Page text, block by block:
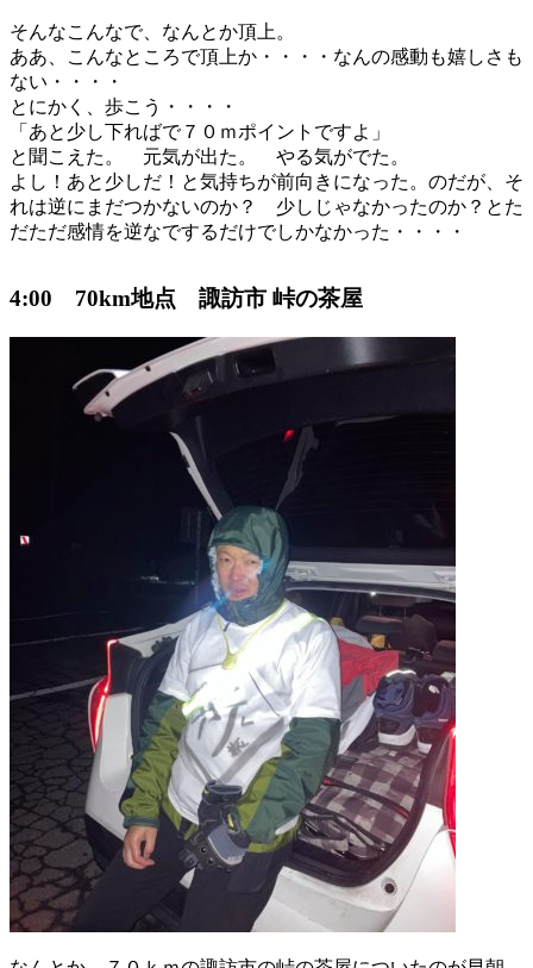
そんなこんなで、なんとか頂上。
ああ、こんなところで頂上か・・・・なんの感動も嬉しさも
ない・・・・
とにかく、歩こう・・・・
「あと少し下ればで７０ｍポイントですよ」
と聞こえた。 元気が出た。 やる気がでた。
よし！あと少しだ！と気持ちが前向きになった。のだが、そ
れは逆にまだつかないのか？ 少しじゃなかったのか？とた
だただ感情を逆なでするだけでしかなかった・・・・
4:00 70km地点 諏訪市 峠の茶屋